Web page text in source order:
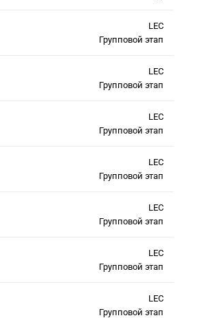
LEC
Групповой этап
LEC
Групповой этап
LEC
Групповой этап
LEC
Групповой этап
LEC
Групповой этап
LEC
Групповой этап
LEC
Групповой этап